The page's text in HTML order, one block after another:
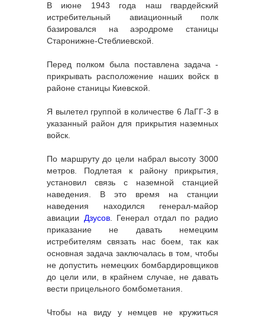
В июне 1943 года наш гвардейский
истребительный авиационный полк
базировался на аэродроме станицы
Старонижне-Стеблиевской.
Перед полком была поставлена задача -
прикрывать расположение наших войск в
районе станицы Киевской.
Я вылетел группой в количестве 6 ЛаГГ-3 в
указанный район для прикрытия наземных
войск.
По маршруту до цели набрал высоту 3000
метров. Подлетая к району прикрытия,
установил связь с наземной станцией
наведения. В это время на станции
наведения находился генерал-майор
авиации Дзусов. Генерал отдал по радио
приказание не давать немецким
истребителям связать нас боем, так как
основная задача заключалась в том, чтобы
не допустить немецких бомбардировщиков
до цели или, в крайнем случае, не давать
вести прицельного бомбометания.
Чтобы на виду у немцев не кружиться